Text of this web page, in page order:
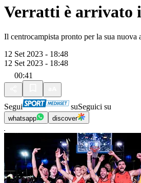
Verratti è arrivato
Il centrocampista pronto per la sua nuova
12 Set 2023 - 18:48
12 Set 2023 - 18:48
00:41
Segui suSeguici su
whatsapp discover